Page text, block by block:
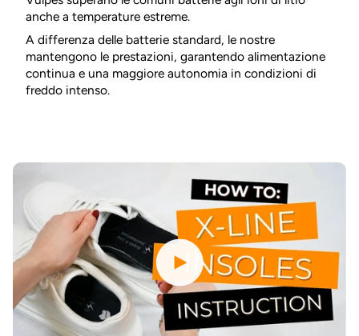
anche a temperature estreme.
A differenza delle batterie standard, le nostre
mantengono le prestazioni, garantendo alimentazione
continua e una maggiore autonomia in condizioni di
freddo intenso.
Riproduci video